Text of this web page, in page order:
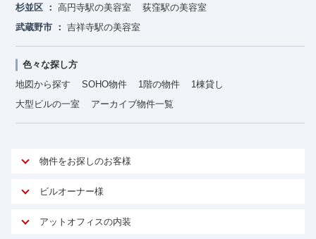
杉並区
高円寺駅の美容室
荻窪駅の美容室
武蔵野市
吉祥寺駅の美容室
色々な探し方
地図から探す
SOHO物件 1階の物件
1棟貸し
大型ビルの一室
アーカイブ物件一覧
物件をお探しのお客様
アットオフィスが選ばれる理由
ご契約者様インタビュー
ビルオーナー様
オーナー様向けサービス
アットオフィスの内装